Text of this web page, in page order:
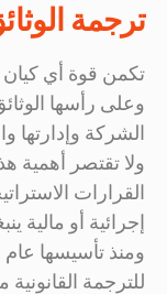
ترجمة
تكمن قوة أي كيان
وعلى رأسها الوثائق
الشركة وإدارتها
ولا تقتصر أهمية
القرارات
إجرائية أو مالية
للترجمة